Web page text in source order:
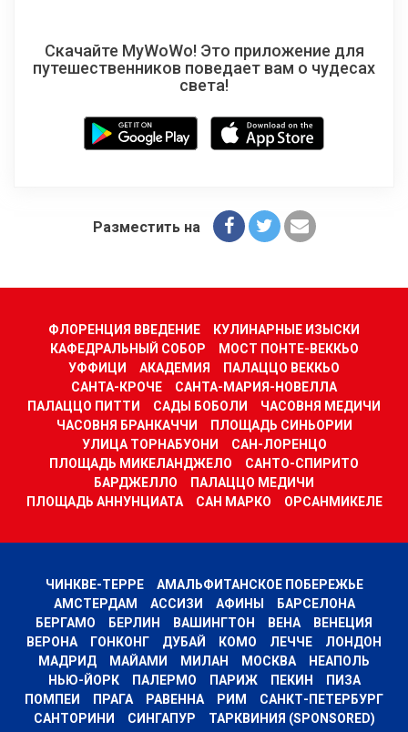
Скачайте MyWoWo! Это приложение для
путешественников поведает вам о чудесах
света!
Разместить на
ФЛОРЕНЦИЯ ВВЕДЕНИЕ
КУЛИНАРНЫЕ ИЗЫСКИ
КАФЕДРАЛЬНЫЙ СОБОР
МОСТ ПОНТЕ-ВЕККЬО
УФФИЦИ
АКАДЕМИЯ
ПАЛАЦЦО ВЕККЬО
САНТА-КРОЧЕ
САНТА-МАРИЯ-НОВЕЛЛА
ПАЛАЦЦО ПИТТИ
САДЫ БОБОЛИ
ЧАСОВНЯ МЕДИЧИ
ЧАСОВНЯ БРАНКАЧЧИ
ПЛОЩАДЬ СИНЬОРИИ
УЛИЦА ТОРНАБУОНИ
САН-ЛОРЕНЦО
ПЛОЩАДЬ МИКЕЛАНДЖЕЛО
САНТО-СПИРИТО
БАРДЖЕЛЛО
ПАЛАЦЦО МЕДИЧИ
ПЛОЩАДЬ АННУНЦИАТА
САН МАРКО ОРСАНМИКЕЛЕ
ЧИНКВЕ-ТЕРРЕ
АМАЛЬФИТАНСКОЕ ПОБЕРЕЖЬЕ
АМСТЕРДАМ
АССИЗИ АФИНЫ
БАРСЕЛОНА
БЕРГАМО
БЕРЛИН ВАШИНГТОН ВЕНА
ВЕНЕЦИЯ
ВЕРОНА
ГОНКОНГ ДУБАЙ КОМО ЛЕЧЧЕ
ЛОНДОН
МАДРИД
МАЙАМИ МИЛАН МОСКВА
НЕАПОЛЬ
НЬЮ-ЙОРК
ПАЛЕРМО ПАРИЖ ПЕКИН
ПИЗА
ПОМПЕИ
ПРАГА РАВЕННА РИМ
САНКТ-ПЕТЕРБУРГ
САНТОРИНИ
СИНГАПУР
ТАРКВИНИЯ (SPONSORED)